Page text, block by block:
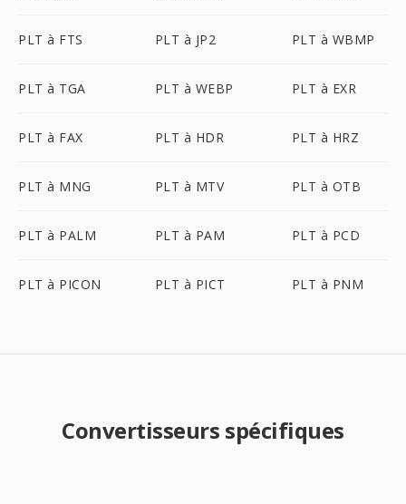
PLT à FTS PLT à JP2 PLT à WBMP
PLT à TGA PLT à WEBP PLT à EXR
PLT à FAX PLT à HDR PLT à HRZ
PLT à MNG PLT à MTV PLT à OTB
PLT à PALM PLT à PAM PLT à PCD
PLT à PICON PLT à PICT PLT à PNM
Convertisseurs spécifiques